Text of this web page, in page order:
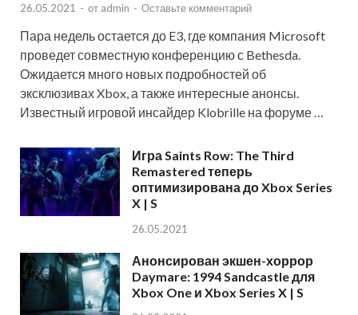
26.05.2021 - от admin - Оставьте комментарий
Пара недель остается до E3, где компания Microsoft
проведет совместную конференцию с Bethesda.
Ожидается много новых подробностей об
эксклюзивах Xbox, а также интересные анонсы.
Известный игровой инсайдер Klobrille на форуме …
Игра Saints Row: The Third
Remastered теперь
оптимизирована до Xbox Series
X | S
26.05.2021
Анонсирован экшен-хоррор
Daymare: 1994 Sandcastle для
Xbox One и Xbox Series X | S